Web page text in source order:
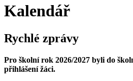
Kalendář
Rychlé zprávy
Pro školní rok 2026/2027 byli do
přihlášení žáci.